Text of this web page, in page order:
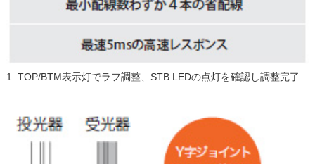
1. TOP/BTM表示灯でラフ調整、STB LEDの点灯を確認し調整完了